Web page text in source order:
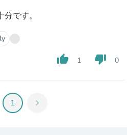
です。
thumb_up 1 thumb_down 0
1 chevron_right